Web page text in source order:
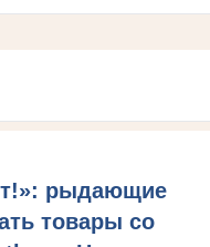
рыдающие
товары со